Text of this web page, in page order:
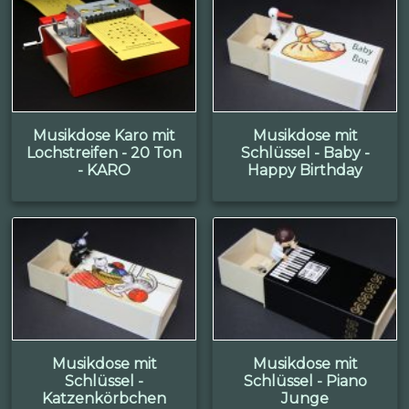
Musikdose Karo mit
Lochstreifen - 20 Ton
- KARO
Musikdose mit
Schlüssel - Baby -
Happy Birthday
Musikdose mit
Schlüssel -
Katzenkörbchen
Musikdose mit
Schlüssel - Piano
Junge